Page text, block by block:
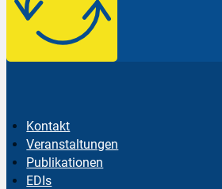
Kontakt
Veranstaltungen
Publikationen
EDIs